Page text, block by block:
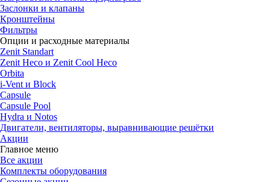
Заслонки и клапаны
Кронштейны
Фильтры
Опции и расходные материалы
Zenit Standart
Zenit Heco и Zenit Cool Heco
Orbita
i-Vent и Block
Capsule
Capsule Pool
Hydra и Notos
Двигатели, вентиляторы, выравнивающие решётки
Акции
Главное меню
Все акции
Комплекты оборудования